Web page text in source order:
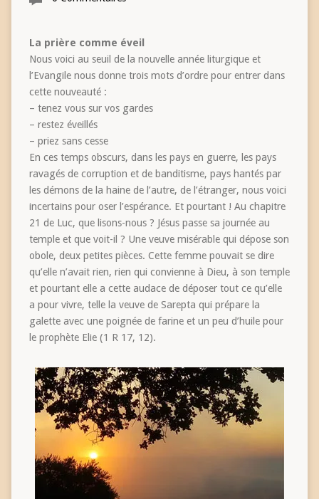
La prière comme éveil
Nous voici au seuil de la nouvelle année liturgique et
l’Evangile nous donne trois mots d’ordre pour entrer dans
cette nouveauté :
– tenez vous sur vos gardes
– restez éveillés
– priez sans cesse
En ces temps obscurs, dans les pays en guerre, les pays
ravagés de corruption et de banditisme, pays hantés par
les démons de la haine de l’autre, de l’étranger, nous voici
incertains pour oser l’espérance. Et pourtant ! Au chapitre
21 de Luc, que lisons-nous ? Jésus passe sa journée au
temple et que voit-il ? Une veuve misérable qui dépose son
obole, deux petites pièces. Cette femme pouvait se dire
qu’elle n’avait rien, rien qui convienne à Dieu, à son temple
et pourtant elle a cette audace de déposer tout ce qu’elle
a pour vivre, telle la veuve de Sarepta qui prépare la
galette avec une poignée de farine et un peu d’huile pour
le prophète Elie (1 R 17, 12).